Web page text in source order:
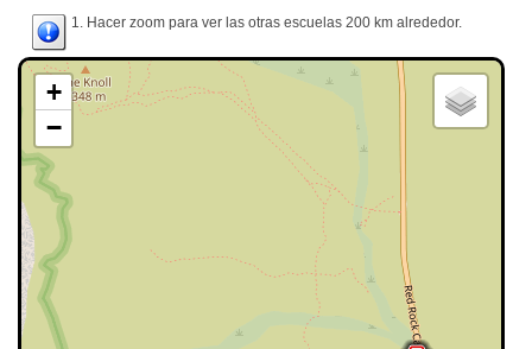
1. Hacer zoom para ver las otras escuelas 200 km alrededor.
+
−